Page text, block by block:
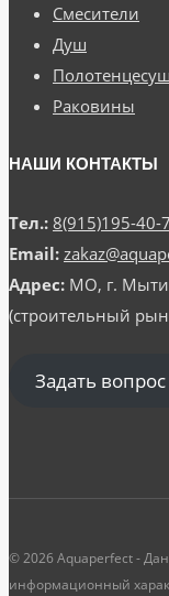
Смесители
Душ
Раковины
НАШИ КОНТАКТЫ
Тел.: 8(915)195-40-
Email:
Адрес: МО, г.
(строительный
Задать
© 2026 Aquaperfect -
информационный